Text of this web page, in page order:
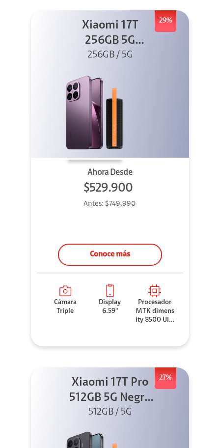
29%
Xiaomi 17T
256GB 5G
Morado + Sound
256GB / 5G
Ahora Desde
$529.900
Antes:$749.990
Conoce más
Cámara
Triple
Display
6.59"
Procesador
MTK dimens
ity 8500 Ultr
27%
Xiaomi 17T Pro
512GB 5G Negro
+ Sound
512GB / 5G